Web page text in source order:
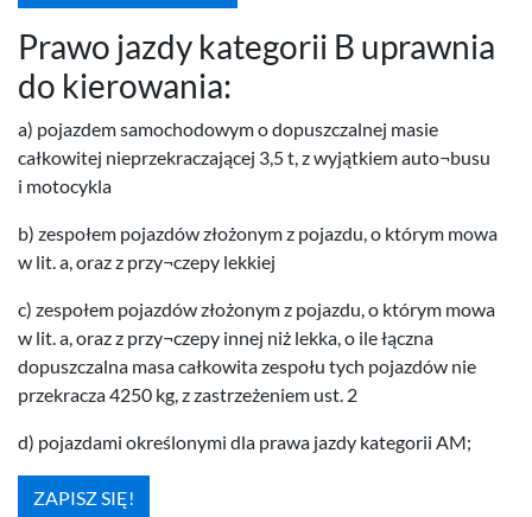
Prawo jazdy kat­e­gorii B upraw­nia
do kierowania:
a) pojaz­dem samo­chodowym o dopuszczal­nej masie
całkowitej nieprzekracza­jącej 3,5t, z wyjątkiem auto¬busu
i motocykla
b) zespołem pojazdów złożonym z pojazdu, o którym mowa
w lit. a, oraz z przy¬czepy lekkiej
c) zespołem pojazdów złożonym z pojazdu, o którym mowa
w lit. a, oraz z przy¬czepy innej niż lekka, o ile łączna
dopuszczalna masa całkowita zespołu tych pojazdów nie
przekracza4250 kg, z zas­trzeże­niem ust. 2
d) pojaz­dami określonymi dla prawa jazdy kat­e­gorii AM;
ZAPISZ SIĘ!